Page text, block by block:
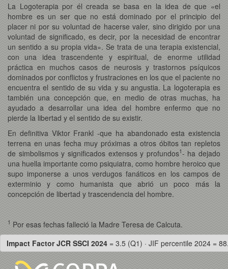
La Logoterapia por él creada se basa en la idea de que «el
hombre es un ser que no está dominado por el principio del
placer ni por su voluntad de hacerse valer, sino dirigido por una
voluntad de significado, es decir, por la necesidad de encontrar
un sentido a su propia vida». Se trata de una terapia existencial,
con una idea trascendente y espiritual, de enorme utilidad
práctica en muchos casos de neurosis y trastornos psíquicos
dominados por conflictos y frustraciones en los que el paciente no
encuentra el sentido de su vida y su angustia. La logoterapia es
también una concepción que, en medio de otras muchas, ha
ayudado a desarrollar una idea del hombre enfermo que no
pierde la libertad y el sentido de su existir.
En definitiva Viktor Frankl -que ha abandonado esta existencia
terrena en unas fecha muy próximas a otros óbitos tan repletos
de simbolismos y significados extensos y profundos1- ha dejado
una huella importante como psiquiatra, como hombre heroico que
supo imponerse a unos verdugos fanáticos en los campos de
exterminio y como humanista que abrió un poco más la
concepción de libertad y trascendencia del hombre.
1 Por esas fechas falleció la Madre Teresa de Calcuta.
Impact Factor JCR SSCI 2024 = 3.5 (Q1) · JIF percentile 2024 =